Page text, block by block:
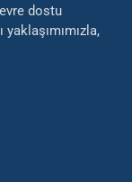
dostu